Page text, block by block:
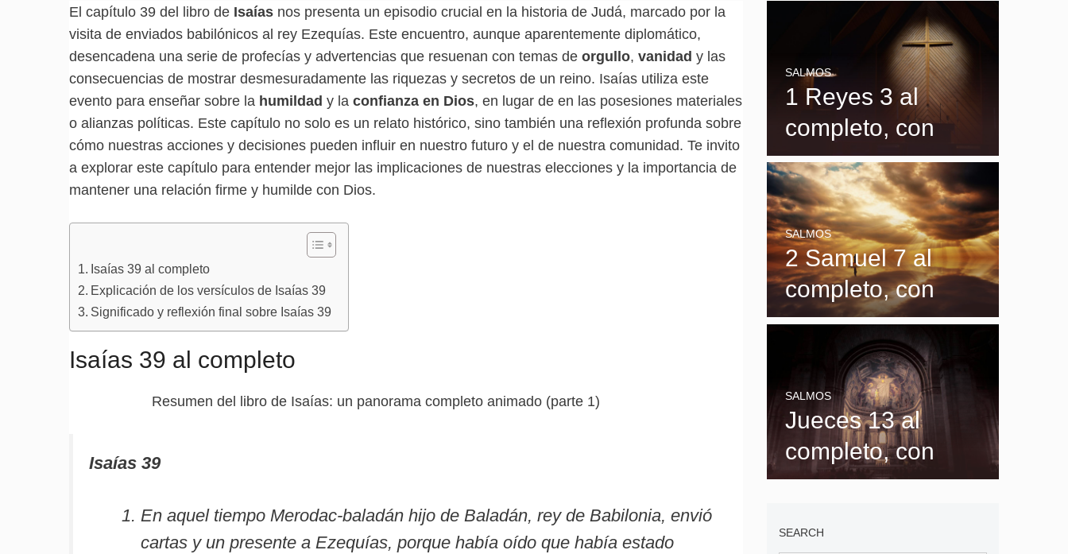
El capítulo 39 del libro de Isaías nos presenta un episodio crucial en la historia de Judá, marcado por la
visita de enviados babilónicos al rey Ezequías. Este encuentro, aunque aparentemente diplomático,
desencadena una serie de profecías y advertencias que resuenan con temas de orgullo, vanidad y las
consecuencias de mostrar desmesuradamente las riquezas y secretos de un reino. Isaías utiliza este
evento para enseñar sobre la humildad y la confianza en Dios, en lugar de en las posesiones materiales
o alianzas políticas. Este capítulo no solo es un relato histórico, sino también una reflexión profunda sobre
cómo nuestras acciones y decisiones pueden influir en nuestro futuro y el de nuestra comunidad. Te invito
a explorar este capítulo para entender mejor las implicaciones de nuestras elecciones y la importancia de
mantener una relación firme y humilde con Dios.
Isaías 39 al completo
Explicación de los versículos de Isaías 39
Significado y reflexión final sobre Isaías 39
Isaías 39 al completo
Resumen del libro de Isaías: un panorama completo animado (parte 1)
Isaías 39
En aquel tiempo Merodac-baladán hijo de Baladán, rey de Babilonia, envió
cartas y un presente a Ezequías, porque había oído que había estado
1 Reyes 3 al
completo, con
explicación y
significado
SALMOS
2 Samuel 7 al
completo, con
explicación y
significado
SALMOS
Jueces 13 al
completo, con
explicación y
SALMOS
SEARCH